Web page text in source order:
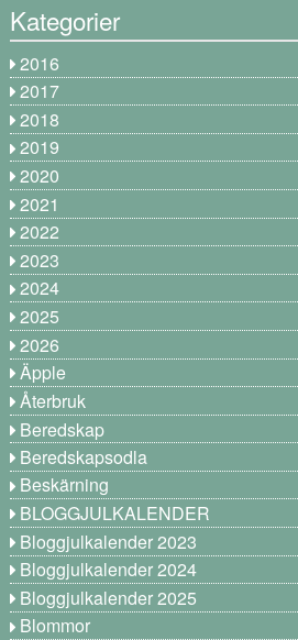
Kategorier
2016
2017
2018
2019
2020
2021
2022
2023
2024
2025
2026
Äpple
Återbruk
Beredskap
Beredskapsodla
Beskärning
BLOGGJULKALENDER
Bloggjulkalender 2023
Bloggjulkalender 2024
Bloggjulkalender 2025
Blommor